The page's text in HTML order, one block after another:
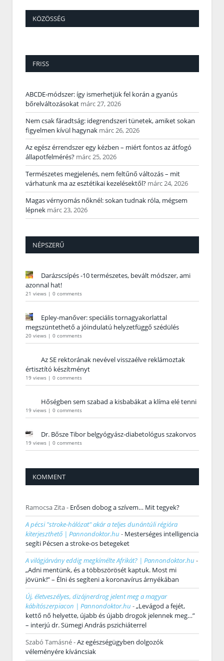
KÖZÖSSÉG
FRISS
ABCDE‑módszer: így ismerhetjük fel korán a gyanús
bőrelváltozásokat márc 27, 2026
Nem csak fáradtság: idegrendszeri tünetek, amiket sokan
figyelmen kívül hagynak márc 26, 2026
Az egész érrendszer egy kézben – miért fontos az átfogó
állapotfelmérés? márc 25, 2026
Természetes megjelenés, nem feltűnő változás – mit
várhatunk ma az esztétikai kezelésektől? márc 24, 2026
Magas vérnyomás nőknél: sokan tudnak róla, mégsem
lépnek márc 23, 2026
NÉPSZERŰ
Darázscsípés -10 természetes, bevált módszer, ami
azonnal hat!
21 views | 0 comments
Epley-manőver: speciális tornagyakorlattal
megszüntethető a jóindulatú helyzetfüggő szédülés
20 views | 0 comments
Az SE rektorának nevével visszaélve reklámoztak
értisztító készítményt
19 views | 0 comments
Hőségben sem szabad a kisbabákat a klíma elé tenni
19 views | 0 comments
Dr. Bősze Tibor belgyógyász-diabetológus szakorvos
19 views | 0 comments
KOMMENT
Ramocsa Zita- Erősen dobog a szívem… Mit tegyek?
A pécsi "stroke-hálózat" akár a teljes dunántúli régióra
kiterjeszthető | Pannondoktor.hu - Mesterséges intelligencia
segíti Pécsen a stroke-os betegeket
A világjárvány eddig megkímélte Afrikát? | Pannondoktor.hu -
„Adni mentünk, és a többszörösét kaptuk. Most mi
jövünk!” – Élni és segíteni a koronavírus árnyékában
Új, életveszélyes, dizájnerdrog jelent meg a magyar
kábítószerpiacon | Pannondoktor.hu -„Levágod a fejét,
kettő nő helyette, újabb és újabb drogok jelennek meg…”
– interjú dr. Sümegi András pszichiáterrel
Szabó Tamásné-Az egészségügyben dolgozók
véleményére kíváncsiak